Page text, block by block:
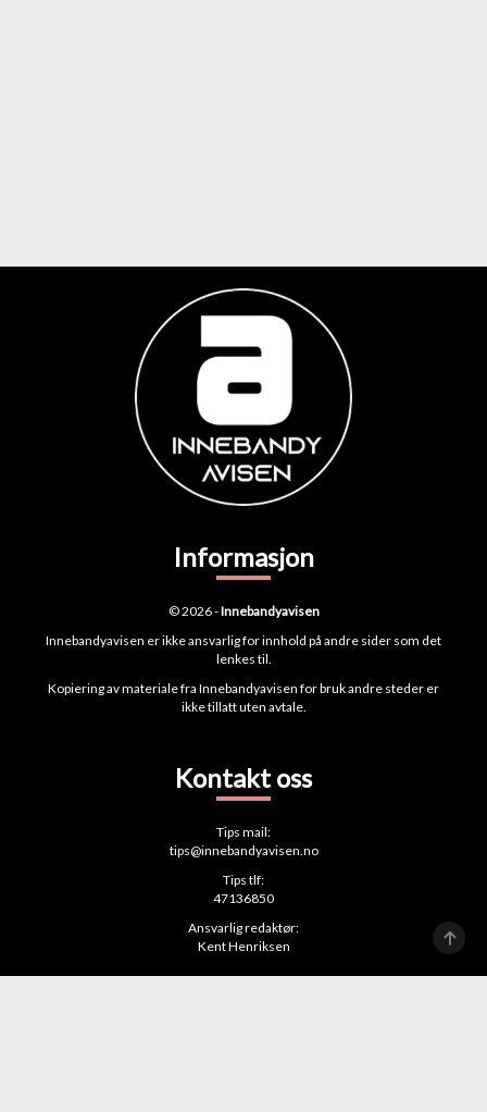
Informasjon
© 2026 -Innebandyavisen
Innebandyavisen er ikke ansvarlig for innhold på andre sider som det
lenkes til.
Kopiering av materiale fra Innebandyavisen for bruk andre steder er
ikke tillatt uten avtale.
Kontakt oss
Tips mail:
tips@innebandyavisen.no
Tips tlf:
47136850
Ansvarlig redaktør:
Kent Henriksen